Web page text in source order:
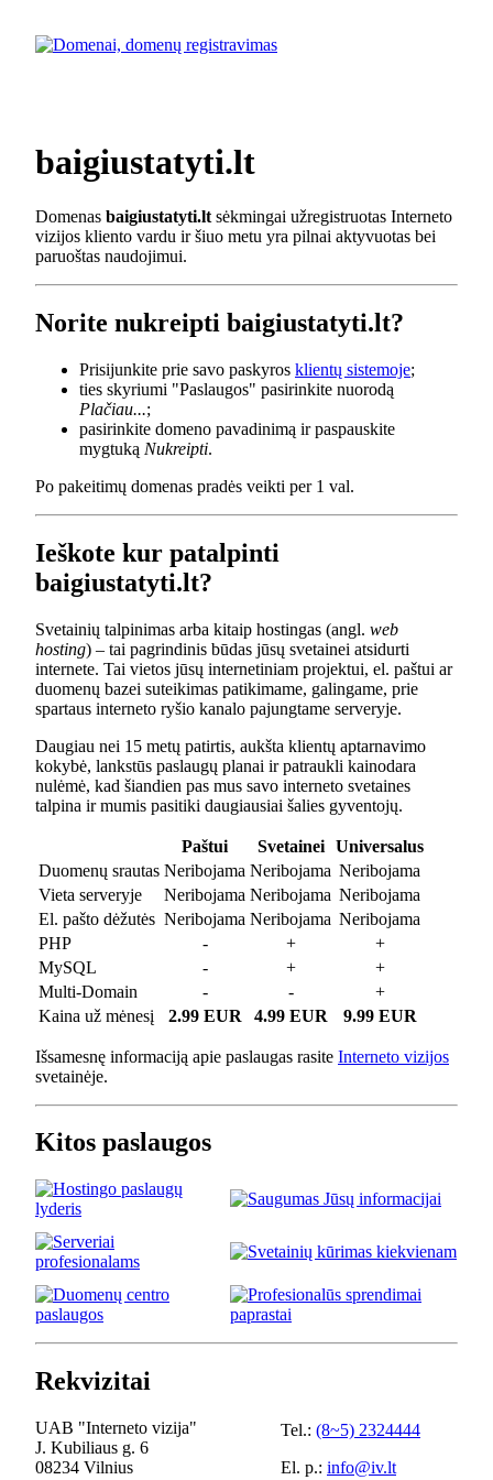
baigiustatyti.lt
Domenas baigiustatyti.lt sėkmingai užregistruotas Interneto
vizijos kliento vardu ir šiuo metu yra pilnai aktyvuotas bei
paruoštas naudojimui.
Norite nukreipti baigiustatyti.lt?
Prisijunkite prie savo paskyros klientų sistemoje;
ties skyriumi "Paslaugos" pasirinkite nuorodą
Plačiau...;
pasirinkite domeno pavadinimą ir paspauskite
mygtuką Nukreipti.
Po pakeitimų domenas pradės veikti per 1 val.
Ieškote kur patalpinti
baigiustatyti.lt?
Svetainių talpinimas arba kitaip hostingas (angl. web
hosting) – tai pagrindinis būdas jūsų svetainei atsidurti
internete. Tai vietos jūsų internetiniam projektui, el. paštui ar
duomenų bazei suteikimas patikimame, galingame, prie
spartaus interneto ryšio kanalo pajungtame serveryje.
Daugiau nei 15 metų patirtis, aukšta klientų aptarnavimo
kokybė, lankstūs paslaugų planai ir patraukli kainodara
nulėmė, kad šiandien pas mus savo interneto svetaines
talpina ir mumis pasitiki daugiausiai šalies gyventojų.
Paštui Svetainei
Universalus
Duomenų srautas Neribojama Neribojama Neribojama
Vieta serveryje
Neribojama Neribojama Neribojama
El. pašto dėžutės Neribojama Neribojama Neribojama
PHP
- +
+
MySQL
- +
+
Multi-Domain
- -
+
Kaina už mėnesį
2.99 EUR 4.99 EUR 9.99 EUR
Išsamesnę informaciją apie paslaugas rasite Interneto vizijos
svetainėje.
Kitos paslaugos
Rekvizitai
UAB "Interneto vizija"
J. Kubiliaus g. 6
08234 Vilnius
Tel.: (8~5) 2324444
El. p.: info@iv.lt